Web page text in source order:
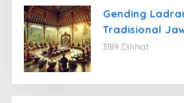
Gending
Tradisional
3189 Dilihat